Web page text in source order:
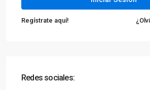
Regístrate aquí!
Redes sociales: